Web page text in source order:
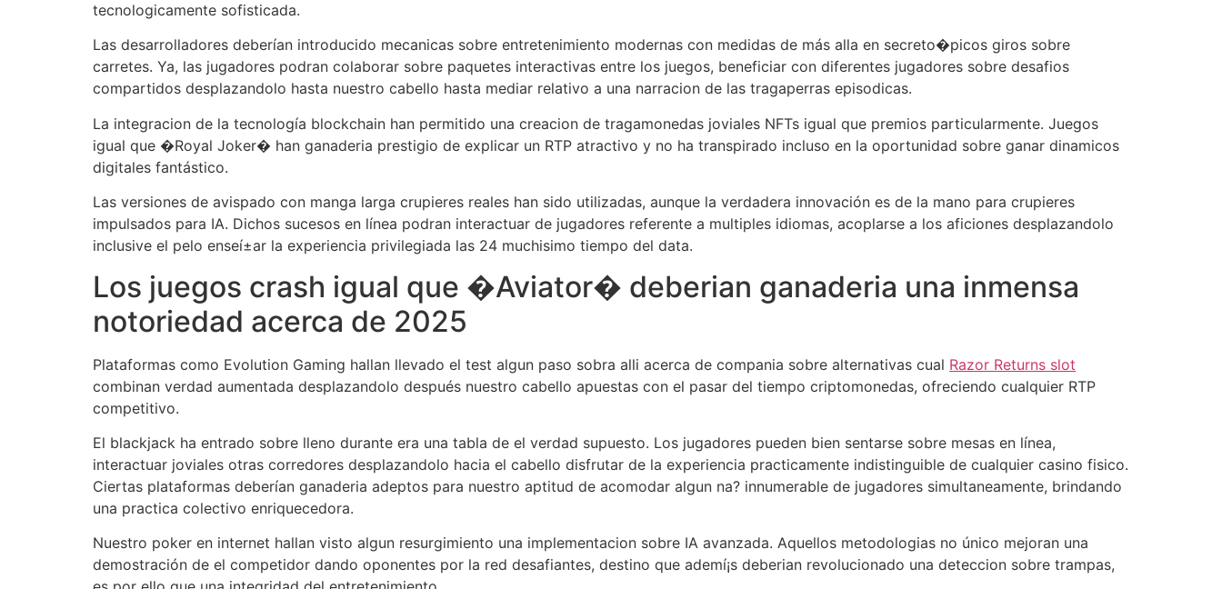
tecnologicamente sofisticada.
Las desarrolladores deberían introducido mecanicas sobre entretenimiento modernas con medidas de más alla en secreto�picos giros sobre
carretes. Ya, las jugadores podran colaborar sobre paquetes interactivas entre los juegos, beneficiar con diferentes jugadores sobre desafios
compartidos desplazandolo hasta nuestro cabello hasta mediar relativo a una narracion de las tragaperras episodicas.
La integracion de la tecnología blockchain han permitido una creacion de tragamonedas joviales NFTs igual que premios particularmente. Juegos
igual que �Royal Joker� han ganaderia prestigio de explicar un RTP atractivo y no ha transpirado incluso en la oportunidad sobre ganar dinamicos
digitales fantástico.
Las versiones de avispado con manga larga crupieres reales han sido utilizadas, aunque la verdadera innovación es de la mano para crupieres
impulsados para IA. Dichos sucesos en lí­nea podran interactuar de jugadores referente a multiples idiomas, acoplarse a los aficiones desplazandolo
inclusive el pelo enseí±ar la experiencia privilegiada las 24 muchisimo tiempo del data.
Los juegos crash igual que �Aviator� deberian ganaderia una inmensa
notoriedad acerca de 2025
Plataformas como Evolution Gaming hallan llevado el test algun paso sobra alli acerca de compania sobre alternativas cual Razor Returns slot
combinan verdad aumentada desplazandolo después nuestro cabello apuestas con el pasar del tiempo criptomonedas, ofreciendo cualquier RTP
competitivo.
El blackjack ha entrado sobre lleno durante era una tabla de el verdad supuesto. Los jugadores pueden bien sentarse sobre mesas en lí­nea,
interactuar joviales otras corredores desplazandolo hacia el cabello disfrutar de la experiencia practicamente indistinguible de cualquier casino fisico.
Ciertas plataformas deberían ganaderia adeptos para nuestro aptitud de acomodar algun na? innumerable de jugadores simultaneamente, brindando
una practica colectivo enriquecedora.
Nuestro poker en internet hallan visto algun resurgimiento una implementacion sobre IA avanzada. Aquellos metodologias no único mejoran una
demostración de el competidor dando oponentes por la red desafiantes, destino que ademí¡s deberian revolucionado una deteccion sobre trampas,